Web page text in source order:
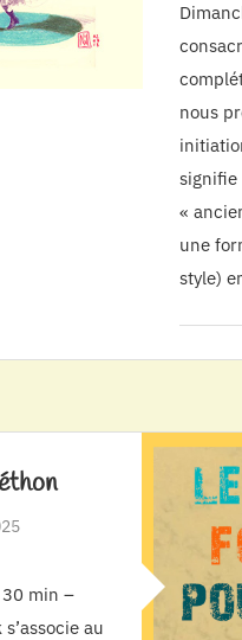
nous
signifie
«
une
style)
min –
au